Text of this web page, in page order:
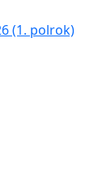
(1. polrok)